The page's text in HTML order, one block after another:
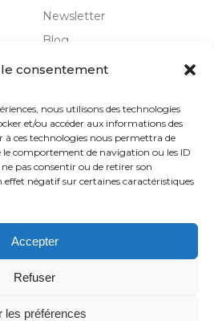
consentement
nous utilisons des technologies
et/ou accéder aux informations des
à ces technologies nous permettra de
le comportement de navigation ou les ID
pas consentir ou de retirer son
négatif sur certaines caractéristiques
Accepter
Refuser
les préférences
Newsletter
Blog
Actualité
NOUS